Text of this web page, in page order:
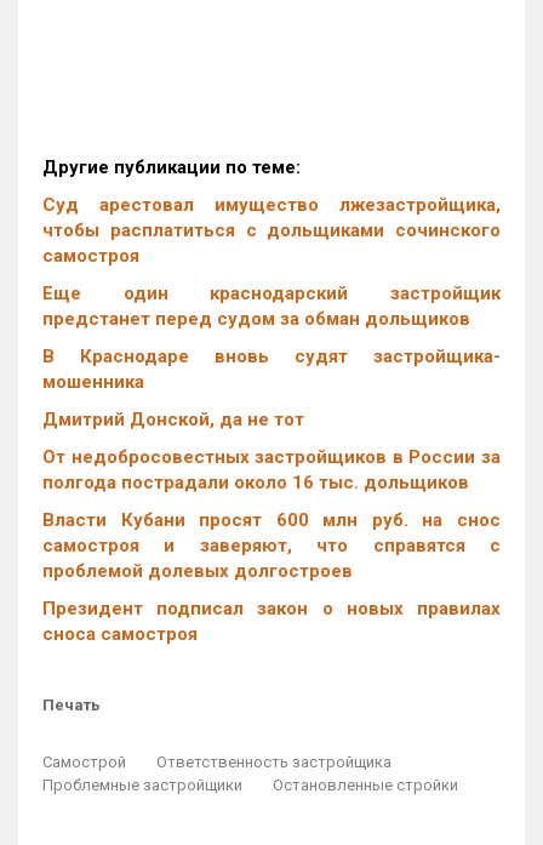
Другие публикации по теме:
Суд арестовал имущество лжезастройщика,
чтобы расплатиться с дольщиками сочинского
самостроя
Еще один краснодарский застройщик
предстанет перед судом за обман дольщиков
В Краснодаре вновь судят застройщика-
мошенника
Дмитрий Донской, да не тот
От недобросовестных застройщиков в России за
полгода пострадали около 16 тыс. дольщиков
Власти Кубани просят 600 млн руб. на снос
самостроя и заверяют, что справятся с
проблемой долевых долгостроев
Президент подписал закон о новых правилах
сноса самостроя
Печать
Самострой
Ответственность застройщика
Проблемные застройщики
Остановленные стройки